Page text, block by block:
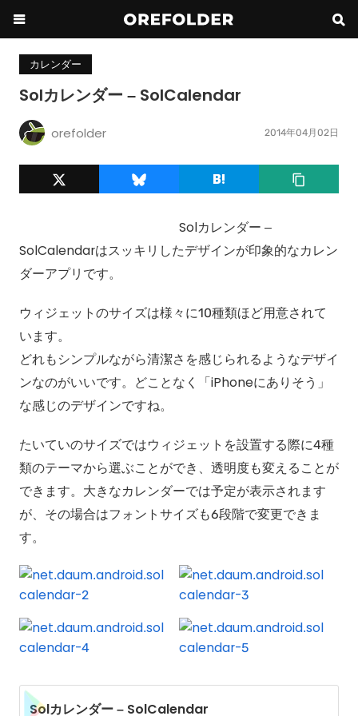
カレンダー
Solカレンダー – SolCalendar
orefolder 2014年04月02日
Solカレンダー –
SolCalendarはスッキリしたデザインが印象的なカレン
ダーアプリです。
ウィジェットのサイズは様々に10種類ほど用意されて
います。
どれもシンプルながら清潔さを感じられるようなデザイ
ンなのがいいです。どことなく「iPhoneにありそう」
な感じのデザインですね。
たいていのサイズではウィジェットを設置する際に4種
類のテーマから選ぶことができ、透明度も変えることが
できます。大きなカレンダーでは予定が表示されます
が、その場合はフォントサイズも6段階で変更できま
す。
Solカレンダー – SolCalendar